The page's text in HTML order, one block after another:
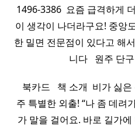
1496-3386 ​ 요즘 급격하게
이 생각이 나더라구요! 중앙
한 밀면 전문점이 있다고 해
니다 ​ ​ 원주 단
​ ​ 북카드 ​ ​ 책 소개 ​ 비가 싫은
주 특별한 외출! “나 좀 데려
가 말을 걸어요. 바로 길가에